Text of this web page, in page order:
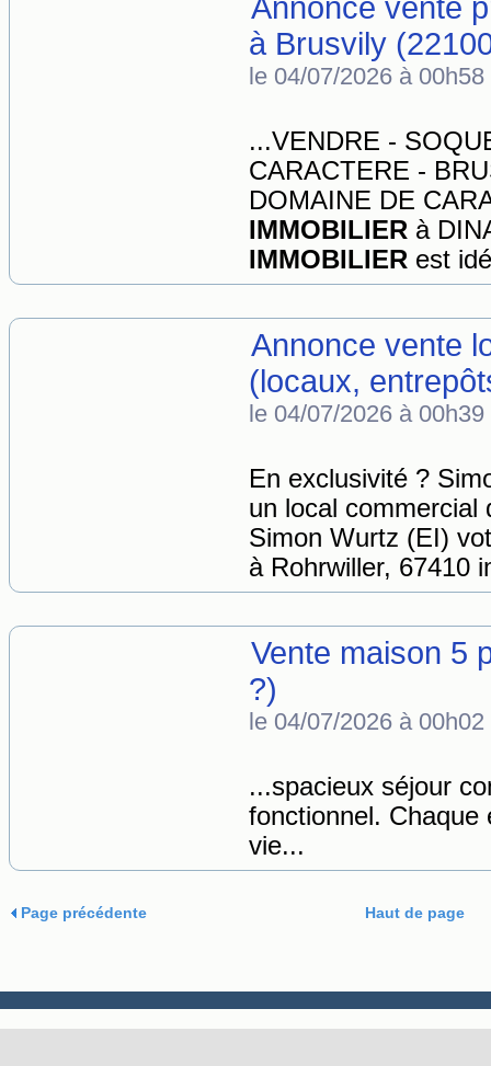
Annonce vente
à Brusvily
le 04/07/2026 à 00h58
...VENDRE -
CARACTERE -
DOMAINE DE
IMMOBILIER à
IMMOBILIER est
Annonce vente
(locaux,
le 04/07/2026 à 00h39
En exclusivité ?
un local commercial
Simon Wurtz (EI)
à Rohrwiller, 67410
Vente maison 5
?)
le 04/07/2026 à 00h02
...spacieux séjour
fonctionnel. Chaque
vie...
Page précédente Haut de page